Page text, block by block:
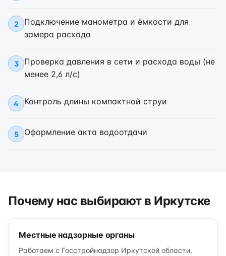
2
Подключение манометра и ёмкости для
замера расхода
3
Проверка давления в сети и расхода воды (не
менее 2,6 л/с)
4 Контроль длины компактной струи
5 Оформление акта водоотдачи
Почему нас выбирают в Иркутске
Местные надзорные органы
Работаем с Госстройнадзор Иркутской области,